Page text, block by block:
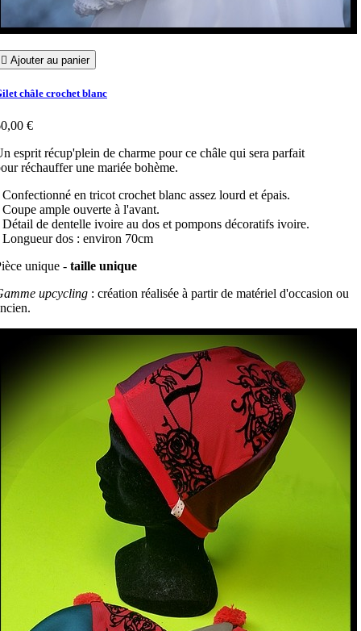
 Ajouter au panier
châle crochet blanc
€
esprit récup'plein de charme pour ce châle qui sera parfait
réchauffer une mariée bohème.
Confectionné en tricot crochet blanc assez lourd et épais.
Coupe ample ouverte à l'avant.
Détail de dentelle ivoire au dos et pompons décoratifs ivoire.
Longueur dos : environ 70cm
unique - taille unique
upcycling : création réalisée à partir de matériel d'occasion ou